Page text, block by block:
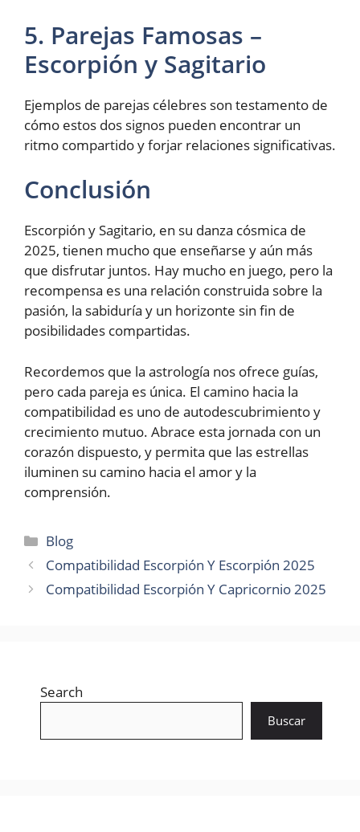
5. Parejas Famosas –
Escorpión y Sagitario
Ejemplos de parejas célebres son testamento de
cómo estos dos signos pueden encontrar un
ritmo compartido y forjar relaciones significativas.
Conclusión
Escorpión y Sagitario, en su danza cósmica de
2025, tienen mucho que enseñarse y aún más
que disfrutar juntos. Hay mucho en juego, pero la
recompensa es una relación construida sobre la
pasión, la sabiduría y un horizonte sin fin de
posibilidades compartidas.
Recordemos que la astrología nos ofrece guías,
pero cada pareja es única. El camino hacia la
compatibilidad es uno de autodescubrimiento y
crecimiento mutuo. Abrace esta jornada con un
corazón dispuesto, y permita que las estrellas
iluminen su camino hacia el amor y la
comprensión.
Categories
Blog
Compatibilidad Escorpión Y Escorpión 2025
Compatibilidad Escorpión Y Capricornio 2025
Search
Buscar